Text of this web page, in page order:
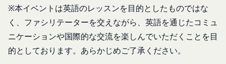
※本イベントは英語のレッスンを目的としたものではな
く、ファシリテーターを交えながら、英語を通じたコミュ
ニケーションや国際的な交流を楽しんでいただくことを目
的としております。あらかじめご了承ください。
の受け取りを拒否することも可能です。なお、クッ
キーの受け取りを拒否された場合、当社のサービス
の一部がご利用できなくなることがあります。
適正管理
当社は、お客様情報への不正なアクセスや漏洩等を
の修正等、会員に不利益を与えるものではない軽微
な変更の場合には、当該通知を省略することができ
ます。
った場合、会員は本規約の変更に同意したものとみ